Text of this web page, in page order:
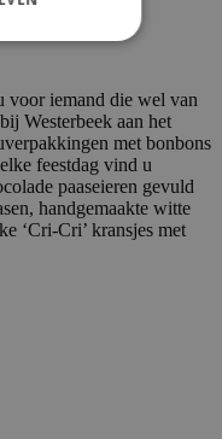
voor iemand die wel van
Westerbeek aan het
met bonbons
feestdag vind u
paaseieren gevuld
handgemaakte witte
‘Cri-Cri’ kransjes met